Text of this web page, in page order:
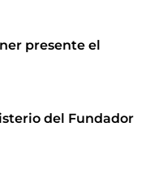
presente el
del Fundador